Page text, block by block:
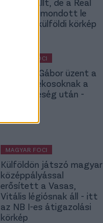
még nem mondott le
Rodriról- külföldi körkép
MAGYAR FOCI
Kubatov Gábor üzent a
Fradi-játékosoknak a
paksi vereség után -
MAGYAR FOCI
Külföldön játszó magyar
középpályással
erősített a Vasas,
Vitális légiósnak áll - itt
az NB I-es átigazolási
körkép